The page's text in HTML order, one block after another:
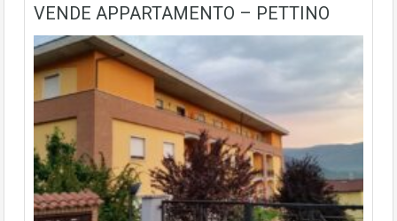
VENDE APPARTAMENTO – PETTINO